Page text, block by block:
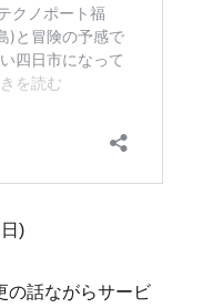
)
の話ながらサービ